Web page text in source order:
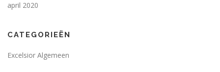
april 2020
CATEGORIEËN
Excelsior Algemeen